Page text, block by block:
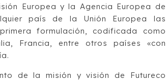
Europea y la Agencia Europea de
país de la Unión Europea las
formulación, codificada como
Francia, entre otros países «con
de la misión y visión de Futureco